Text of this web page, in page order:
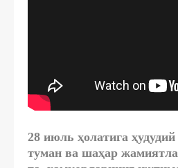
28 июль ҳолатига
туман ва шаҳар